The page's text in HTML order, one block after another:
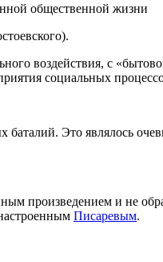
общественной жизни
воздействия, с
социальных
Это являлось
произведением и не
Писаревым.